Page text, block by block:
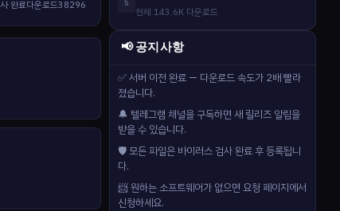
완료다운로드38296
5
전체 143.6K 다운로드
📢 공지사항
✅ 서버 이전 완료 — 다운로드 속도가 2배 빨라
졌습니다.
🔔 텔레그램 채널을 구독하면 새 릴리즈 알림을
받을 수 있습니다.
🛡️ 모든 파일은 바이러스 검사 완료 후 등록됩니
다.
📨 원하는 소프트웨어가 없으면 요청 페이지에서
신청하세요.